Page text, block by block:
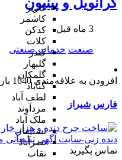
کاریز
کاشمر
کدکن
کلات
کندر
گلبهار
گلمکان
گناباد
لطف آباد
مزدآوند
ملک آباد
نشتیفان
نصرآباد
نقاب
3 ماه قبل
صنعت خدمات صنعتی
افزودن به علاقه‌مندی 1640 بازدید
فارس شیراز
تماس بگیرید